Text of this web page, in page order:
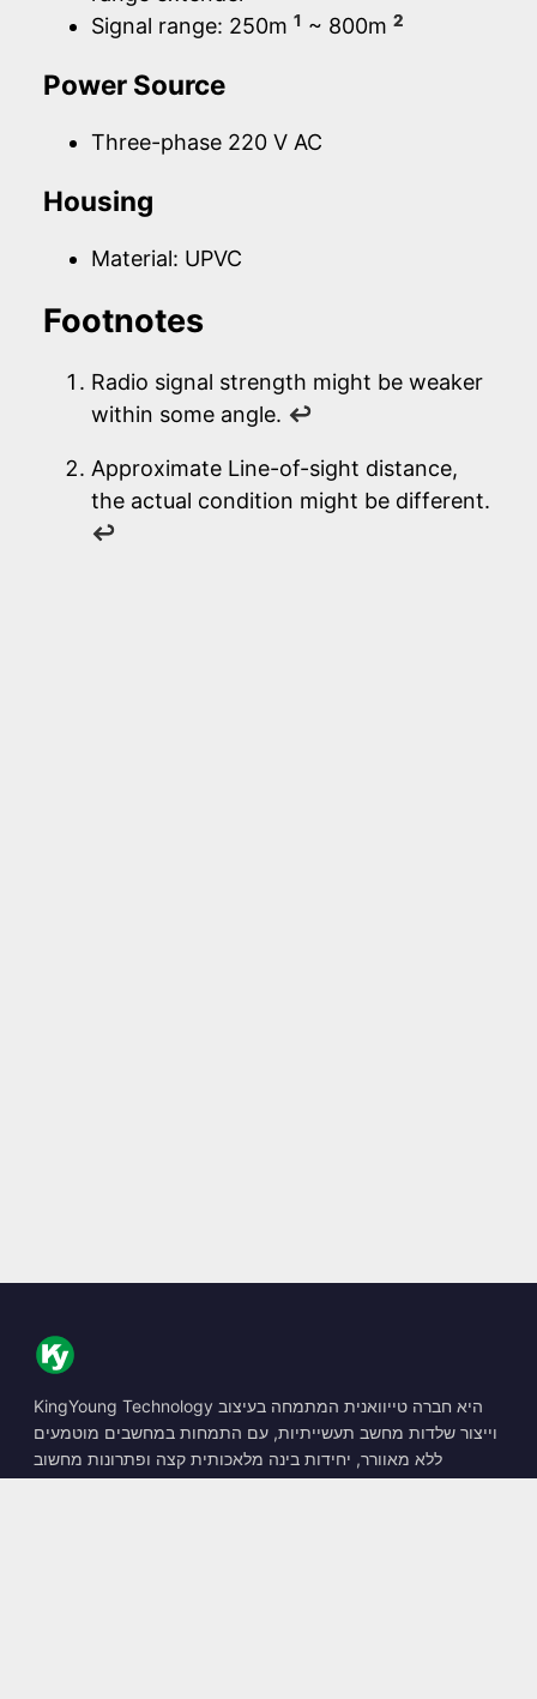
Signal range: 250m 1 ~ 800m 2
Power Source
Three-phase 220 V AC
Housing
Material: UPVC
Footnotes
Radio signal strength might be weaker
within some angle. ↩
Approximate Line-of-sight distance,
the actual condition might be different.
↩
KingYoung Technology היא חברה טייוואנית המתמחה בעיצוב
וייצור שלדות מחשב תעשייתיות, עם התמחות במחשבים מוטמעים
ללא מאוורר, יחידות בינה מלאכותית קצה ופתרונות מחשוב
קשיחים.